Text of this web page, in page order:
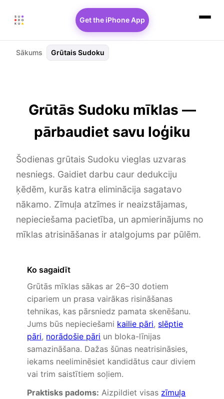
Get the iPhone App
Sākums Grūtais Sudoku
Grūtās Sudoku mīklas —
pārbaudiet savu loģiku
Šodienas grūtais Sudoku vieglas uzvaras
nesniegs. Gaidiet darbu caur dedukciju
ķēdēm, kurās katra eliminācija sagatavo
nākamo. Zīmuļa atzīmes ir neaizstājamas,
nepieciešama pacietība, un apmierinājums no
mīklas atrisināšanas ir atalgojums par pūlēm.
Ko sagaidīt
Grūtās mīklas sākas ar 26–30 dotiem
cipariem un prasa vairākas risināšanas
tehnikas, kas pārsniedz pamata skenēšanu.
Jums būs nepieciešami kailie pāri, slēptie
pāri, norādošie pāri un bloka-līnijas
samazināšana. Dažas šūnas neatrisināsies,
iekams neeliminēsiet kandidātus caur diviem
vai trim saistītiem soļiem.
Praktisks padoms: Aizpildiet visas zīmuļa